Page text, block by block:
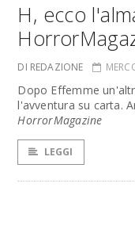
H, ecco
DI REDAZIONE
Dopo Effemme
l'avventura su carta.
HorrorMagazine
LEGGI